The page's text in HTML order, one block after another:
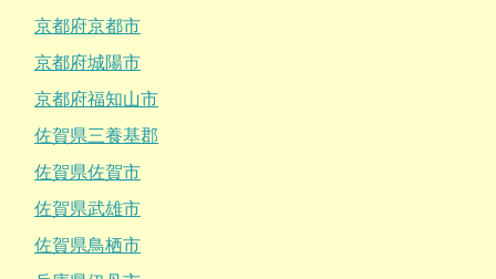
京都府京都市
京都府城陽市
京都府福知山市
佐賀県三養基郡
佐賀県佐賀市
佐賀県武雄市
佐賀県鳥栖市